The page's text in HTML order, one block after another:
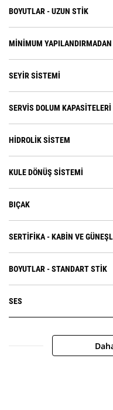
BOYUTLAR - UZUN STIK
MINIMUM
SEYIR SISTEMI
SERVIS DOLUM KAPASITELERI
HIDROLIK SISTEM
KULE DÖNÜŞ SISTEMI
BIÇAK
SERTIFIKA - KABIN VE
BOYUTLAR - STANDART STIK
SES